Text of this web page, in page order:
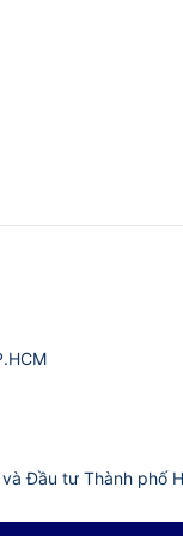
Đầu tư Thành phố